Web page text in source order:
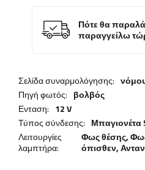
Πότε θα
παραγγείλω
Σελίδα συναρμολόγησης:
Πηγή φωτός: βολβός
Ενταση: 12 V
Τύπος σύνδεσης: Μπαγιονέτα
Λειτουργίες
λαμπτήρα:
Φως θέσης,
όπισθεν,